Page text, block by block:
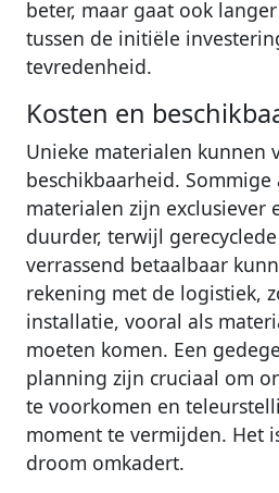
beter, maar gaat ook
tussen de initiële
tevredenheid.
Kosten en
Unieke materialen kunnen
beschikbaarheid.
materialen zijn exclusiever
duurder, terwijl
verrassend betaalbaar
rekening met de logistiek,
installatie, vooral als
moeten komen. Een
planning zijn cruciaal om
te voorkomen en
moment te vermijden. Het
droom omkadert.